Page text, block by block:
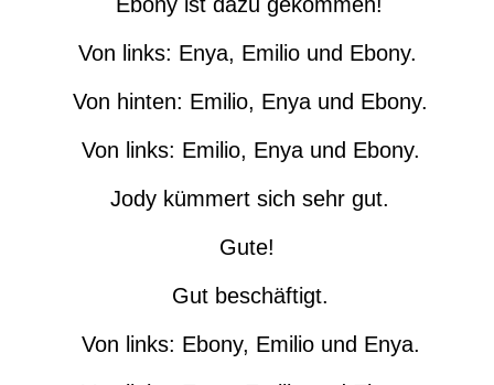
Von links: Enya, Emilio und Ebony.
Von hinten: Emilio, Enya und Ebony.
Von links: Emilio, Enya und Ebony.
Jody kümmert sich sehr gut.
Gute!
Gut beschäftigt.
Von links: Ebony, Emilio und Enya.